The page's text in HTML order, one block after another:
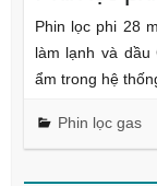
Phin lọc phi 28
làm lạnh và dầu
ẩm trong hệ
Phin lọc gas